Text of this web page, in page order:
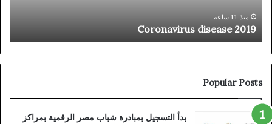
منذ 11 ساعة
Coronavirus disease 2019
من
Popular Posts
بدأ التسجيل بمبادرة شباب مصر الرقمية بمراكز